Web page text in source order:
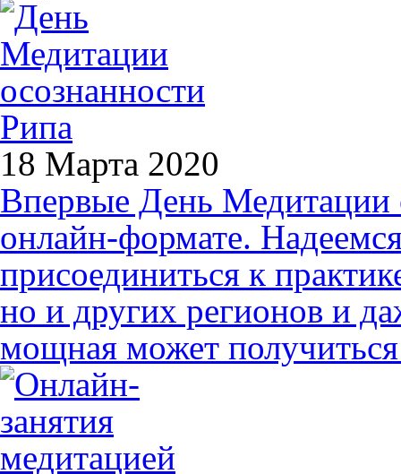
18 Марта 2020
Впервые День Медитации
онлайн-формате.
присоединиться к
но и других регионов и
мощная может